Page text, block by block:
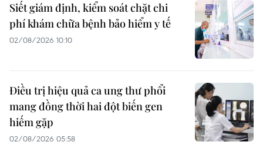
Siết giám định, kiểm soát chặt chi
phí khám chữa bệnh bảo hiểm y tế
02/08/2026 10:10
Điều trị hiệu quả ca ung thư phổi
mang đồng thời hai đột biến gen
hiếm gặp
02/08/2026 05:58